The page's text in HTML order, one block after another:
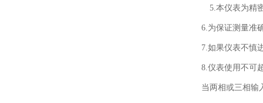
5.本仪表为精
6.为保证测量准
7.如果仪表不慎
8.仪表使用不可
当两相或三相输